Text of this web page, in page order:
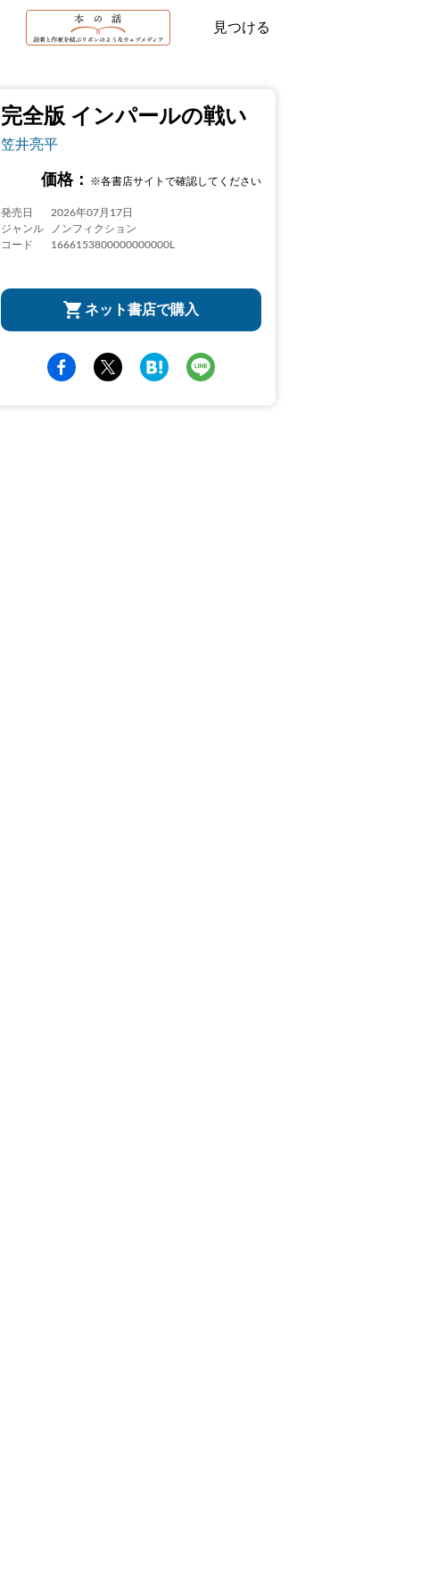
見つける
完全版 インパールの戦い
笠井亮平
価格： ※各書店サイトで確認してください
発売日
2026年07月17日
ジャンル
ノンフィクション
コード
1666153800000000000L
ネット書店で購入